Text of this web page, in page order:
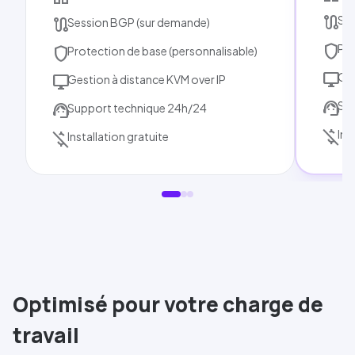
routeSessionBGP (sur demande)
shieldProtection de base (personnalisable)
desktop_windowsGestion à distanceKVM over IP
support_agentSupport technique 24h/24
money_offInstallation gratuite
route
shield
desktop_windows
support_agent
money_off
Optimisé pour votre charge de
travail